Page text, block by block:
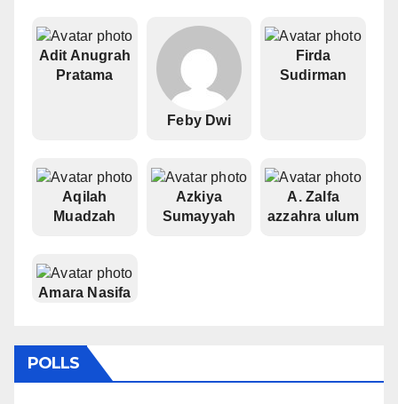
Adit Anugrah
Pratama
Feby Dwi
Firda
Sudirman
Aqilah
Muadzah
Azkiya
Sumayyah
A. Zalfa
azzahra ulum
Amara Nasifa
POLLS